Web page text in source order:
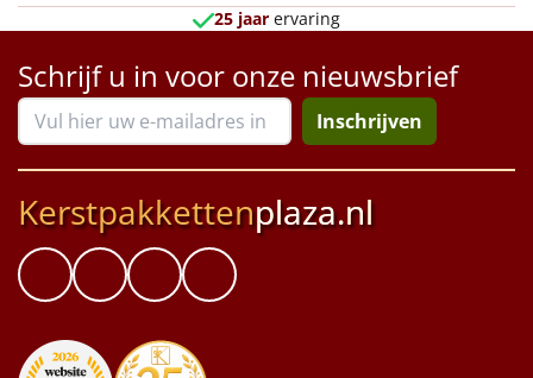
25 jaar ervaring
Schrijf u in voor onze nieuwsbrief
Inschrijven
Kerstpakkettenplaza.nl